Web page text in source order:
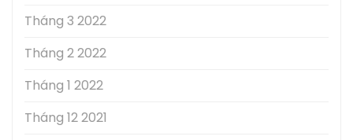
Tháng 3 2022
Tháng 2 2022
Tháng 1 2022
Tháng 12 2021